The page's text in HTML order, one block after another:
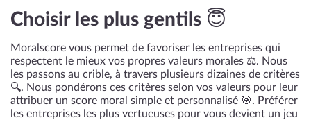
Choisir les plus gentils 😇
Moralscore vous permet de favoriser les entreprises qui
respectent le mieux vos propres valeurs morales ⚖️. Nous
les passons au crible, à travers plusieurs dizaines de critères
🔍. Nous pondérons ces critères selon vos valeurs pour leur
attribuer un score moral simple et personnalisé 🎯. Préférer
les entreprises les plus vertueuses pour vous devient un jeu